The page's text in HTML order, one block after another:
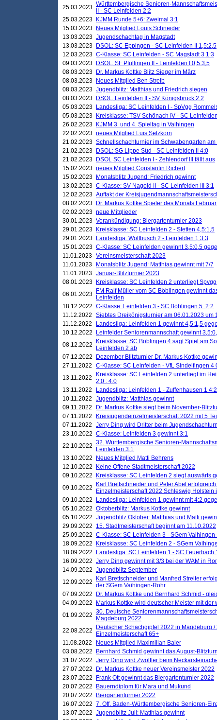
25.03.2023 Württembergische Senioren-
II - SC Leinfelden 2:2
25.03.2023
KJMM Runde 5+6: Zweimal 3:1
15.03.2023
Neues Mitglied Louis Schneider
13.03.2023 Jugendschachtag in Magstadt
13.03.2023
DSOL: SC Eppingen - SC Leinfelden II 1,5:2,5
12.03.2023 C-Klasse: SC Leinfelden - SC Magstadt 3 1:3
09.03.2023
DSOL: SF Pfullingen II - Leinfelden I 0,5:3,5
08.03.2023
Dr. Markus Kottke Blitz Sieger im März
08.03.2023
Neues Mitglied Ben Streib
08.03.2023 Jugendblitz: Matthias und Friedrich siegen
08.03.2023
DSOL: Leinfelden II - SV Königsbrück 2:2
05.03.2023
Landesliga: SC Leinfelden I - SpVgg
05.03.2023
Kreisklasse: TSV Schönach IV - SC
26.02.2023
KJMM 3. und 4. Spieltag in Vaihingen
22.02.2023 neues Mitglied Luis Setzkorn
21.02.2023 Schnellschachturnier im Schwabengarten
21.02.2023
DSOL: SG Lippe Süd - SC Leinfelden II 4:0
21.02.2023
DSOL SC Leinfelden I - Zehlendorf III fällt aus
15.02.2023 neues Mitglied Constantin Richert
15.02.2023
Monatsblitz Jugend: Friedrich gewinnt
13.02.2023 C-Klasse: SV Nagold II - SC Leinfelden III 3:1
12.02.2023 Auftakt der
08.02.2023
Dr. Markus Kottke Spieler des Monats Februar
02.02.2023 neue Mitglieder
30.01.2023 Vorankündigung: Biergartenturnier 2023
29.01.2023
Kreisklasse: SC Leinfelden 2 - Stetten 4,5:1,5
29.01.2023
Landesliga: Wolfbusch 2 - Leinfelden 1 3:3
15.01.2023 C-Klasse: SC Leinfelden gewinnt 3,5:0,5
11.01.2023 Vereinsmeisterschaft 2023
11.01.2023
Monatsblitz Jugend: Matthias gewinnt mit 7/7
11.01.2023 Januar-Blitzturnier 2023
08.01.2023
Kreisklasse: SC Leinfelden 2 unterliegt
06.01.2023
FM Ralf Müller vom SC Böblingen gewinnt
Leinfelden
18.12.2022 C-Klasse: Leinfelden 3 - SC Böblingen 5. 2:2
11.12.2022
Siebtes Dreikönigsturnier am 06.01.2023 um
11.12.2022
Landesliga: Leinfelden 1 gewinnt 4,5:1,5
10.12.2022
Leinfelder Seniorenmannschaft gewinnt
08.12.2022
Kreisklasse: SC Böblingen 4 sagt Spiel am
Leinfelden 2 ab
07.12.2022
Dezember Blitzturnier Dr. Markus Kottke
27.11.2022
C-Klasse: SC Leinfelden - VfL Sindelfingen 4
13.11.2022
Kreisklasse: SC Leinfelden 2 unterliegt im
2.0 : 4.0
13.11.2022
Landesliga: Leinfelden 1 - Zuffenhausen 1 4:2
10.11.2022
Jugendblitz: Matthias gewinnt
09.11.2022
Dr. Markus Kottke siegt beim November-
07.11.2022
Kreisjugendeinzelmeisterschaft 2022 mit 5
07.11.2022
Jerry Ding wird Dritter beim
23.10.2022 C-Klasse: Leinfelden 3 gewinnt 3:1
22.10.2022 32. Württembergische Senioren-
Leinfelden 3:1
13.10.2022
Neues Mitglied Matti Behrens
12.10.2022
Keine Offene Stadtmeisterschaft 2022
09.10.2022
Kreisklasse: SC Leinfelden 2 siegt auswärts
09.10.2022
Karl Brettschneider und Peter Abel
Einzelmeisterschaft 2022 Schleswig Holstein
09.10.2022
Landesliga: Leinfelden 1 gewinnt mit 4:2
05.10.2022 Oktoberblitz: Markus Kottke gewinnt
05.10.2022 Jugendblitz Oktober: Matthias und Matti
29.09.2022
15. Stadtmeisterschaft beginnt am 11.10.2022
25.09.2022 C-Klasse: SC Leinfelden 3 - SGem Vaihingen
18.09.2022
Kreisklasse: SC Leinfelden 2 - SGem
18.09.2022
Landesliga: SC Leinfelden 1 - SC Feuerbach
16.09.2022 Jerry Ding gewinnt mit 3/3 bei der WAM in
14.09.2022 Jugendblitz September
12.09.2022
Karl Brettschneider und Manfred Streiter
der SGem Vaihingen-Rohr
07.09.2022
Dr. Markus Kottke und Bernhard Schmid -
04.09.2022
Markus Kottke wird deutscher Meister mit
01.09.2022 30. Deutsche
Magdeburg 2022
22.08.2022
Deutscher Schachgipfel 2022 in Magdeburg
Einzelmeisterschaft 65+
11.08.2022
Neues Mitglied Maximilian Baier
03.08.2022
Bernhard Schmid gewinnt das August-
31.07.2022 Jerry Ding wird Zwölfter beim
27.07.2022
Dr. Markus Kottke neuer Vereinsmeister 2022
23.07.2022
Frank Ott gewinnt das Biergartenturnier 2022
20.07.2022
Bauerndiplom für Mara und Mukund
20.07.2022
Biergartenturnier 2022
16.07.2022 7. Off. Baden-Württembergische Senioren-
13.07.2022 Jugendblitz Juli: Matthias gewinnt